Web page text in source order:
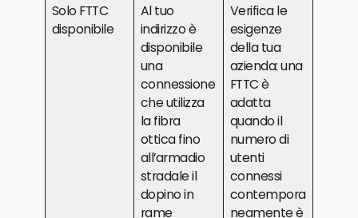
Solo FTTC
disponibile
Al tuo
indirizzo è
disponibile
una
connessione
che utilizza
la fibra
ottica fino
all’armadio
stradale il
dopino in
rame
Verifica le
esigenze
della tua
azienda: una
FTTC è
adatta
quando il
numero di
utenti
connessi
contempora
neamente è